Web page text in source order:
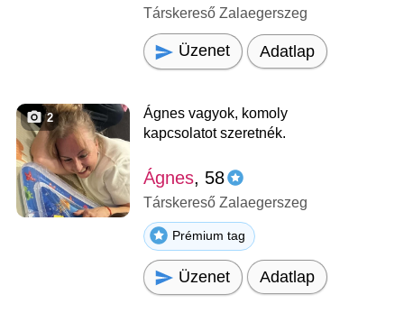
Társkereső Zalaegerszeg
Üzenet Adatlap
2
Ágnes vagyok, komoly
kapcsolatot szeretnék.
Ágnes, 58
Társkereső Zalaegerszeg
Prémium tag
Üzenet Adatlap